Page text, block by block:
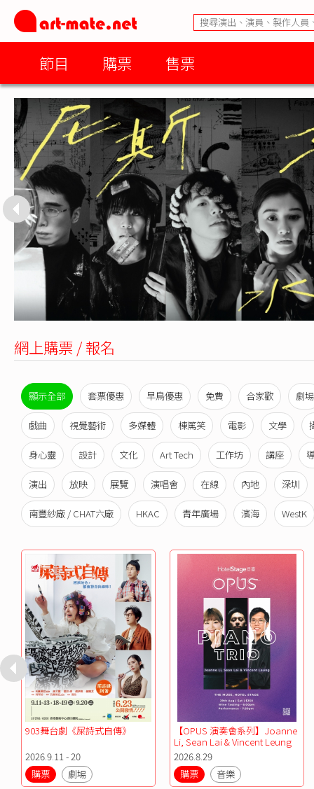
節目 購票 售票
網上購票 / 報名
顯示全部 套票優惠 早鳥優惠 免費 合家歡 劇場
戲曲 視覺藝術 多媒體 棟篤笑 電影 文學
身心靈 設計 文化 Art Tech 工作坊 講座
演出 放映 展覽 演唱會 在線 內地 深圳
南豐紗廠 / CHAT六廠 HKAC 青年廣場 濱海 WestK
903舞台劇《屎詩式自傳》
2026.9.11 - 20
購票
劇場
【OPUS 演奏會系列】Joanne
Li, Sean Lai & Vincent Leung
鋼琴三重奏
2026.8.29
購票
音樂